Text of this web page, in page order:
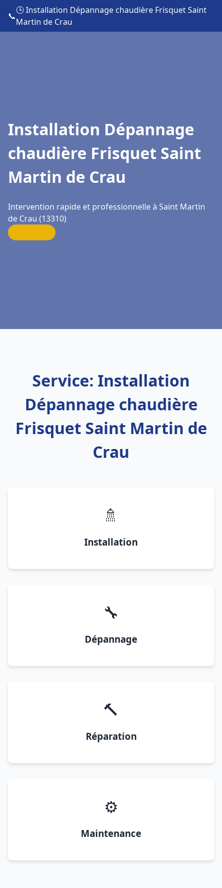
📞
🕒 Installation Dépannage chaudière Frisquet Saint
Martin de Crau
Installation Dépannage
chaudière Frisquet Saint
Martin de Crau
Intervention rapide et professionnelle à Saint Martin
de Crau (13310)
Service: Installation
Dépannage chaudière
Frisquet Saint Martin de
Crau
🚿
Installation
🔧
Dépannage
🔨
Réparation
⚙️
Maintenance